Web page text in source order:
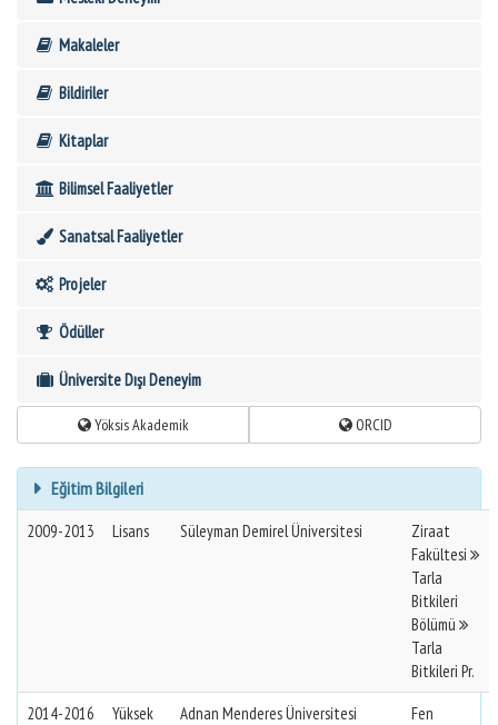
Makaleler
Bildiriler
Kitaplar
Bilimsel Faaliyetler
Sanatsal Faaliyetler
Projeler
Ödüller
Üniversite Dışı Deneyim
Yöksis Akademik ORCID
Eğitim Bilgileri
2009-2013 Lisans Süleyman Demirel Üniversitesi
Ziraat
Fakültesi
Tarla
Bitkileri
Bölümü
Tarla
Bitkileri Pr.
2014-2016
Yüksek
Adnan Menderes Üniversitesi
Fen